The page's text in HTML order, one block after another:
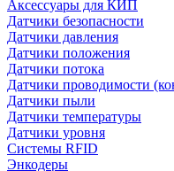
Аксессуары для КИП
Датчики безопасности
Датчики давления
Датчики положения
Датчики потока
Датчики проводимости
Датчики пыли
Датчики температуры
Датчики уровня
Системы RFID
Энкодеры